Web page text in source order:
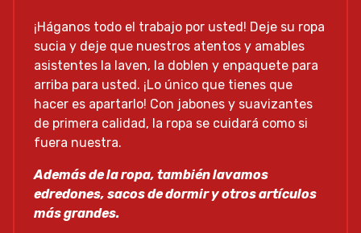
¡Háganos todo el trabajo por usted! Deje su ropa
sucia y deje que nuestros atentos y amables
asistentes la laven, la doblen y enpaquete para
arriba para usted. ¡Lo único que tienes que
hacer es apartarlo! Con jabones y suavizantes
de primera calidad, la ropa se cuidará como si
fuera nuestra.
Además de la ropa, también lavamos
edredones, sacos de dormir y otros artículos
más grandes.